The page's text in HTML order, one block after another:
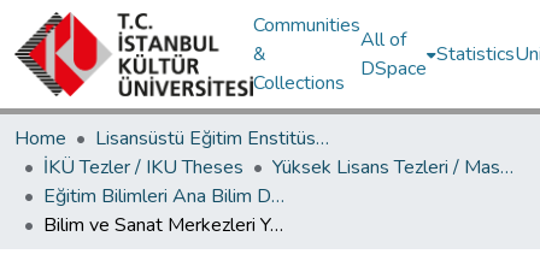
Communities
&
Collections
All of
DSpace
Statistics
Home
Lisansüstü Eğitim Enstitüsü / Postgraduate Education Institute
İKÜ Tezler / IKU Theses
Yüksek Lisans Tezleri / Master's Theses
Eğitim Bilimleri Ana Bilim Dalı / Department of Educational Sciences
Bilim ve Sanat Merkezleri Yöneticilerinin Yaşadıkları Zorluklar ve Çözüm Yollarına İlişkin Görüşleri: İstanbul Örneği